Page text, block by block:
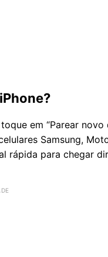
toque em “Parear
Samsung,
rápida para chegar